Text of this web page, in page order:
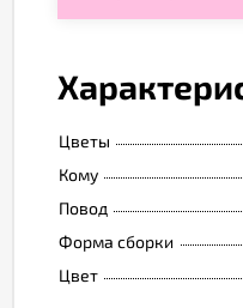
Цветы
Кому
Повод
Форма сборки
Цвет